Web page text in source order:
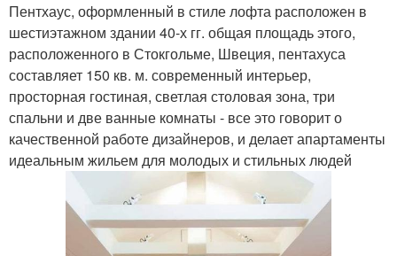
Пентхаус, оформленный в стиле лофта расположен в
шестиэтажном здании 40-х гг. общая площадь этого,
расположенного в Стокгольме, Швеция, пентахуса
составляет 150 кв. м. современный интерьер,
просторная гостиная, светлая столовая зона, три
спальни и две ванные комнаты - все это говорит о
качественной работе дизайнеров, и делает апартаменты
идеальным жильем для молодых и стильных людей